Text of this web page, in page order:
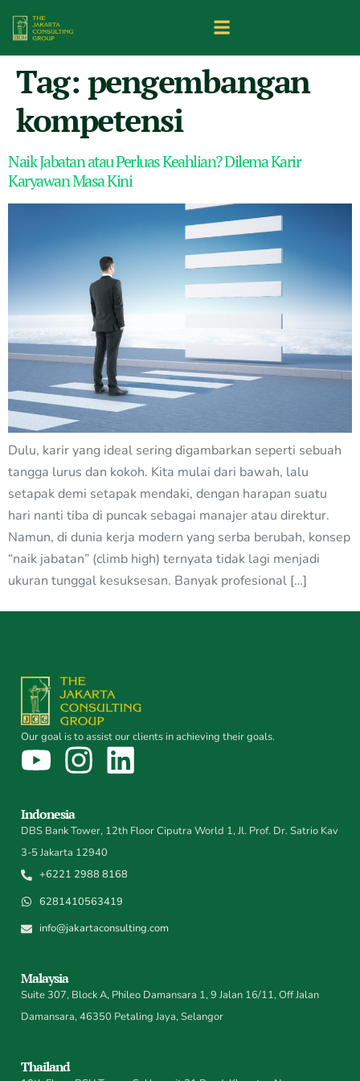
Tag: pengembangan
kompetensi
Naik Jabatan atau Perluas Keahlian? Dilema Karir
Karyawan Masa Kini
Dulu, karir yang ideal sering digambarkan seperti sebuah
tangga lurus dan kokoh. Kita mulai dari bawah, lalu
setapak demi setapak mendaki, dengan harapan suatu
hari nanti tiba di puncak sebagai manajer atau direktur.
Namun, di dunia kerja modern yang serba berubah, konsep
“naik jabatan” (climb high) ternyata tidak lagi menjadi
ukuran tunggal kesuksesan. Banyak profesional […]
Our goal is to assist our clients in achieving their goals.
Indonesia
DBS Bank Tower, 12th Floor Ciputra World 1, Jl. Prof. Dr. Satrio Kav
3-5 Jakarta 12940
+6221 2988 8168
6281410563419
info@jakartaconsulting.com
Malaysia
Suite 307, Block A, Phileo Damansara 1, 9 Jalan 16/11, Off Jalan
Damansara, 46350 Petaling Jaya, Selangor
Thailand